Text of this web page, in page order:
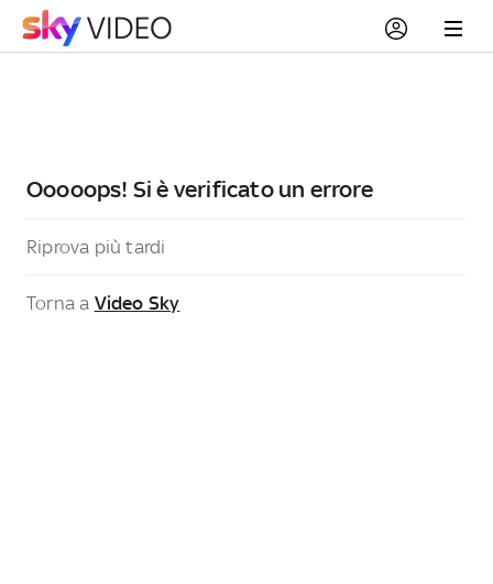
Ooooops! Si è verificato un errore
Riprova più tardi
Torna a Video Sky